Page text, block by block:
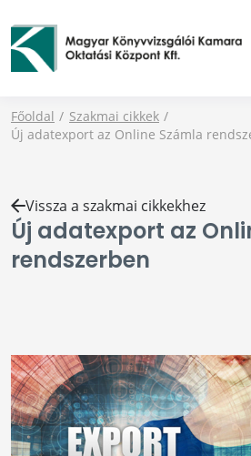
Főoldal
Szakmai cikkek
Új adatexport az Online Számla
Új adatexport az
rendszerben
Vissza a szakmai cikkekhez